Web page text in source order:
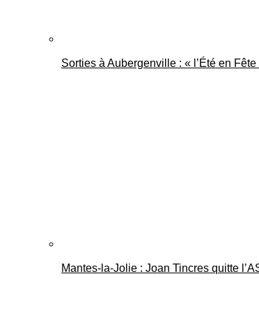
Sorties à Aubergenville : « l’Été en
Mantes-la-Jolie : Joan Tincres quitte